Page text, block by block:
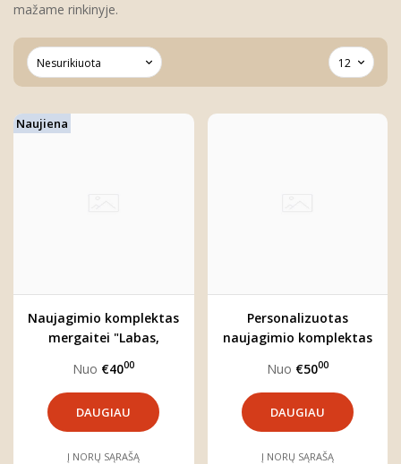
mažame rinkinyje.
Naujiena
Naujagimio komplektas
mergaitei "Labas,
Nuo €4000
DAUGIAU
Į NORŲ SĄRAŠĄ
Personalizuotas
naujagimio komplektas
pasauli!"
Nuo €5000
DAUGIAU
Į NORŲ SĄRAŠĄ